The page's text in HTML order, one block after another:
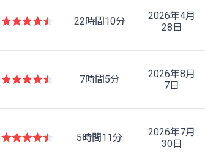
22時間10分
2026年4月
28日
7時間5分
2026年8月
7日
5時間11分
2026年7月
30日